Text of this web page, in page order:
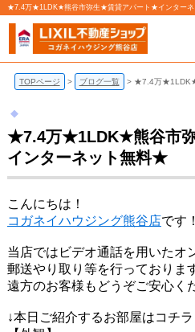
TOPページ ブログ一覧 ★7.4万★1LDK★
★7.4万★1LDK★熊谷市
インターネット無料★
こんにちは！
コガネイハウジング熊谷店です
当店ではビデオ通話を用いたオ
郵送やり取り等を行っておりま
遠方のお客様もどうぞご安心く
↓本日ご紹介するお部屋はコチラ